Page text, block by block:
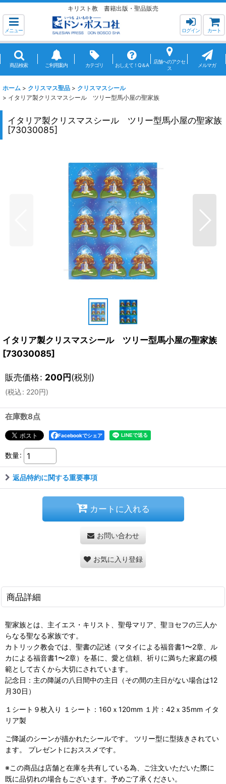
キリスト教 書籍出版・聖品販売
メニュー ログイン カート
商品検索 ご利用案内 カテゴリ おしえて！Q＆A
店舗へのアクセ
ス
メルマガ
ホーム > クリスマス聖品 > クリスマスシール
> イタリア製クリスマスシール ツリー型馬小屋の聖家族
イタリア製クリスマスシール ツリー型馬小屋の聖家族
[73030085]
イタリア製クリスマスシール ツリー型馬小屋の聖家族
[73030085]
販売価格: 200円(税別)
(税込: 220円)
在庫数8点
Facebookでシェア
数量:
返品特約に関する重要事項
カートに入れる
お問い合わせ
お気に入り登録
商品詳細
聖家族とは、主イエス・キリスト、聖母マリア、聖ヨセフの三人か
らなる聖なる家族です。
カトリック教会では、聖書の記述（マタイによる福音書1〜2章、ル
カによる福音書1〜2章）を基に、愛と信頼、祈りに満ちた家庭の模
範として古くから大切にされています。
記念日：主の降誕の八日間中の主日（その間の主日がない場合は12
月30日）
１シート９枚入り １シート：160ｘ120mm １片：42ｘ35mm イタ
リア製
ご降誕のシーンが描かれたシールです。 ツリー型に型抜きされてい
ます。 プレゼントにおススメです。
※この商品は店舗と在庫を共有している為、ご注文いただいた際に
既に品切れの場合もございます。予めご了承ください。